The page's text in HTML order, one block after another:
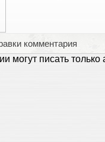
комментария
могут писать